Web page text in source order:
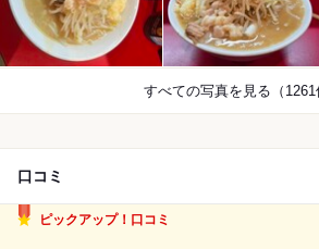
すべての写真を見る（1261
口コミ
ピックアップ！口コミ